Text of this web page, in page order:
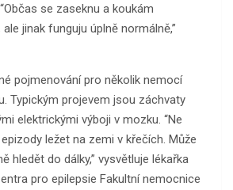
se zaseknu a koukám
jinak funguju úplně normálně,”
pojmenování pro několik nemocí
Typickým projevem jsou záchvaty
elektrickými výboji v mozku. “Ne
ležet na zemi v křečích. Může
hledět do dálky,” vysvětluje lékařka
pro epilepsie Fakultní nemocnice